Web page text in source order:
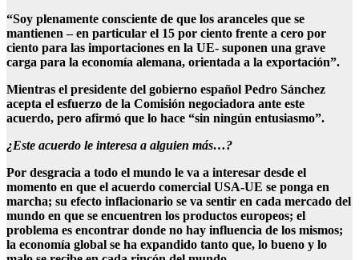
“Soy plenamente consciente de que los aranceles que se
mantienen – en particular el 15 por ciento frente a cero por
ciento para las importaciones en la UE- suponen una grave
carga para la economía alemana, orientada a la exportación”.
Mientras el presidente del gobierno español Pedro Sánchez
acepta el esfuerzo de la Comisión negociadora ante este
acuerdo, pero afirmó que lo hace “sin ningún entusiasmo”.
¿Este acuerdo le interesa a alguien más…?
Por desgracia a todo el mundo le va a interesar desde el
momento en que el acuerdo comercial USA-UE se ponga en
marcha; su efecto inflacionario se va sentir en cada mercado del
mundo en que se encuentren los productos europeos; el
problema es encontrar donde no hay influencia de los mismos;
la economía global se ha expandido tanto que, lo bueno y lo